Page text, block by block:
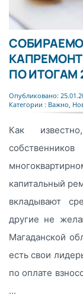
ПО ИТОГАМ
Опубликовано:
Категории : Важно
Как
капитальный
вкладывают
другие не
Магаданской
есть свои
по оплате
...